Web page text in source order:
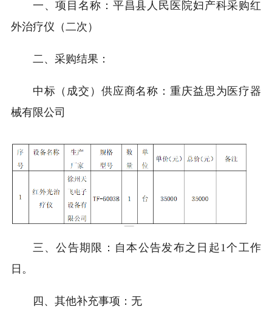
一、项目名称：平昌县人民医院妇产科采购红
外治疗仪（二次）
二、采购结果：
中标（成交）供应商名称：重庆益思为医疗器
械有限公司
三、公告期限：自本公告发布之日起1个工作
日。
四、其他补充事项：无